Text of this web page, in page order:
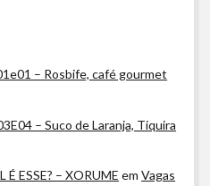
– Rosbife, café gourmet
– Suco de Laranja, Tiquira
ESSE? – XORUME emVagas